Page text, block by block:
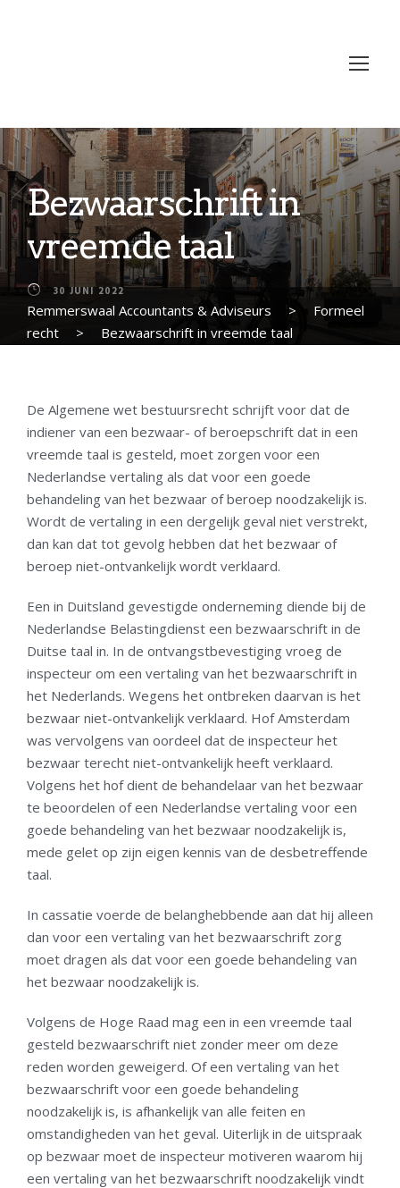
Bezwaarschrift in
vreemde taal
30 JUNI 2022
Remmerswaal Accountants & Adviseurs >
Formeel
recht
> Bezwaarschrift in vreemde taal
De Algemene wet bestuursrecht schrijft voor dat de
indiener van een bezwaar- of beroepschrift dat in een
vreemde taal is gesteld, moet zorgen voor een
Nederlandse vertaling als dat voor een goede
behandeling van het bezwaar of beroep noodzakelijk is.
Wordt de vertaling in een dergelijk geval niet verstrekt,
dan kan dat tot gevolg hebben dat het bezwaar of
beroep niet-ontvankelijk wordt verklaard.
Een in Duitsland gevestigde onderneming diende bij de
Nederlandse Belastingdienst een bezwaarschrift in de
Duitse taal in. In de ontvangstbevestiging vroeg de
inspecteur om een vertaling van het bezwaarschrift in
het Nederlands. Wegens het ontbreken daarvan is het
bezwaar niet-ontvankelijk verklaard. Hof Amsterdam
was vervolgens van oordeel dat de inspecteur het
bezwaar terecht niet-ontvankelijk heeft verklaard.
Volgens het hof dient de behandelaar van het bezwaar
te beoordelen of een Nederlandse vertaling voor een
goede behandeling van het bezwaar noodzakelijk is,
mede gelet op zijn eigen kennis van de desbetreffende
taal.
In cassatie voerde de belanghebbende aan dat hij alleen
dan voor een vertaling van het bezwaarschrift zorg
moet dragen als dat voor een goede behandeling van
het bezwaar noodzakelijk is.
Volgens de Hoge Raad mag een in een vreemde taal
gesteld bezwaarschrift niet zonder meer om deze
reden worden geweigerd. Of een vertaling van het
bezwaarschrift voor een goede behandeling
noodzakelijk is, is afhankelijk van alle feiten en
omstandigheden van het geval. Uiterlijk in de uitspraak
op bezwaar moet de inspecteur motiveren waarom hij
een vertaling van het bezwaarschrift noodzakelijk vindt